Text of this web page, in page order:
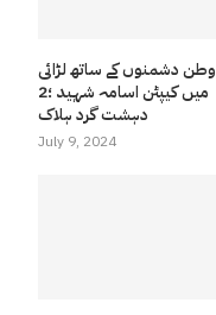
وطن دشمنوں کے ساتھ لڑائی
میں کیپٹن اسامہ شہید ؛2
دہشت گرد ہلاک
July 9, 2024